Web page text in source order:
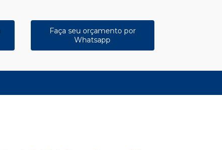
Faça seu orçamento por
Whatsapp